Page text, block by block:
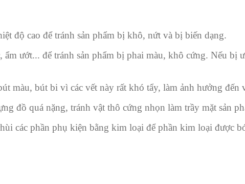
độ cao để tránh sản phẩm bị khô, nứt và bị biến dạng.
ướt... để tránh sản phẩm bị phai màu, khô cứng. Nếu bị
màu, bút bi vì các vết này rất khó tẩy, làm ảnh hưởng đến
đồ quá nặng, tránh vật thô cứng nhọn làm trầy mặt sản
các phần phụ kiện bằng kim loại để phần kim loại được